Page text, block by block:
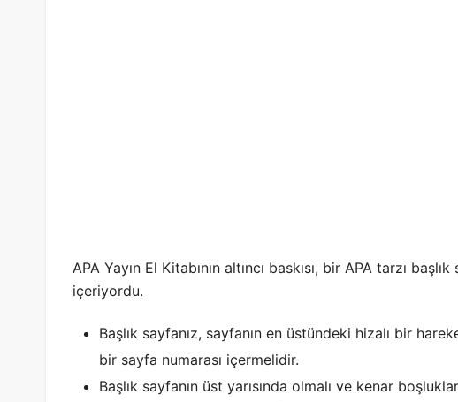
APA Yayın El Kitabının altıncı baskısı, bir APA tarzı
içeriyordu.
Başlık sayfanız, sayfanın en üstündeki hizalı bir
bir sayfa numarası içermelidir.
Başlık sayfanın üst yarısında olmalı ve kenar